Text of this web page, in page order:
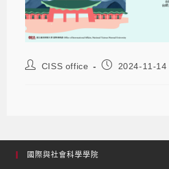
CISS office 2024-11-14
國際與社會科學學院